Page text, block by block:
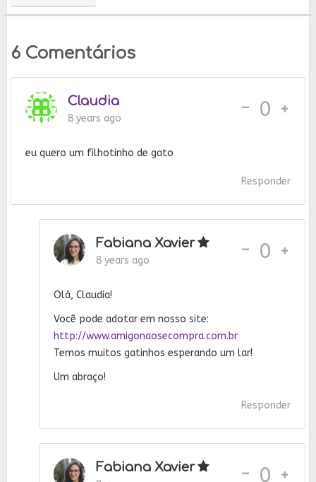
6 Comentários
Claudia
8 years ago - 0
eu quero um filhotinho de gato
Responder
Fabiana Xavier
8 years ago - 0
Olá, Claudia!
Você pode adotar em nosso site:
http://www.amigonaosecompra.com.br
Temos muitos gatinhos esperando um lar!
Um abraço!
Responder
Fabiana Xavier - 0